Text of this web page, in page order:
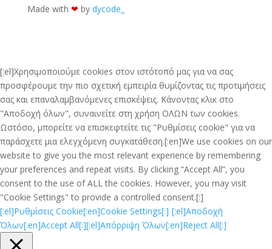
Made with ❤︎ by dycode_
[:el]Χρησιμοποιούμε cookies στον ιστότοπό μας για να σας
προσφέρουμε την πιο σχετική εμπειρία θυμίζοντας τις προτιμήσεις
σας και επαναλαμβανόμενες επισκέψεις. Κάνοντας κλικ στο
"Αποδοχή όλων", συναινείτε στη χρήση ΟΛΩΝ των cookies.
Ωστόσο, μπορείτε να επισκεφτείτε τις "Ρυθμίσεις cookie" για να
παράσχετε μια ελεγχόμενη συγκατάθεση.[:en]We use cookies on our
website to give you the most relevant experience by remembering
your preferences and repeat visits. By clicking “Accept All”, you
consent to the use of ALL the cookies. However, you may visit
"Cookie Settings" to provide a controlled consent.[:]
[:el]Ρυθμίσεις Cookie[:en]Cookie Settings[:] [:el]Αποδοχή
Όλων[:en]Accept All[:][:el]Απόρριψη Όλων[:en]Reject All[:]